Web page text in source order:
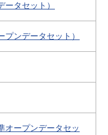
タセット）
ンデータセット）
オープンデータセッ